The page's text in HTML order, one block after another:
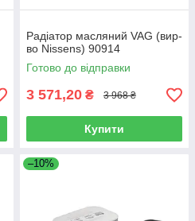
Радіатор масляний VAG (вир-
во Nissens) 90914
Готово до відправки
3 571,20 ₴ 3 968 ₴
Купити
–10%